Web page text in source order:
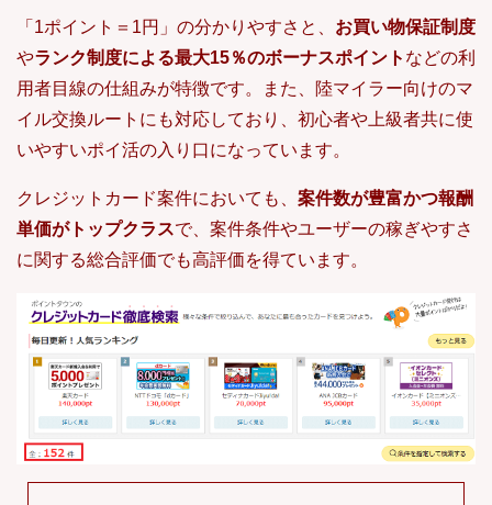
「1ポイント＝1円」の分かりやすさと、 お買い物保証制度
やランク制度による最大15％のボーナスポイント などの利
用者目線の仕組みが特徴です。また、陸マイラー向けのマ
イル交換ルートにも対応しており、初心者や上級者共に使
いやすいポイ活の入り口になっています。
クレジットカード案件においても、 案件数が豊富かつ報酬
単価がトップクラスで、案件条件やユーザーの稼ぎやすさ
に関する総合評価でも高評価を得ています。